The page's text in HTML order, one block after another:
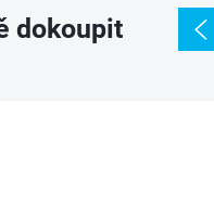
dokoupit